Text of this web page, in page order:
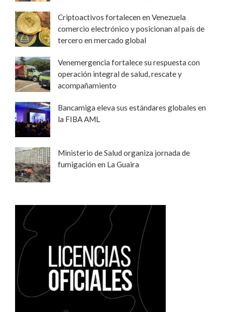
Criptoactivos fortalecen en Venezuela
comercio electrónico y posicionan al país de
tercero en mercado global
Venemergencia fortalece su respuesta con
operación integral de salud, rescate y
acompañamiento
Bancamiga eleva sus estándares globales en
la FIBA AML
Ministerio de Salud organiza jornada de
fumigación en La Guaira